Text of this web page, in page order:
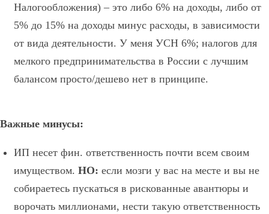
Налогообложения) – это либо 6% на доходы, либо от
5% до 15% на доходы минус расходы, в зависимости
от вида деятельности. У меня УСН 6%; налогов для
мелкого предпринимательства в России с лучшим
балансом просто/дешево нет в принципе.
Важные минусы:
ИП несет фин. ответственность почти всем своим
имуществом.НО: если мозги у вас на месте и вы не
собираетесь пускаться в рискованные авантюры и
ворочать миллионами, нести такую ответственность